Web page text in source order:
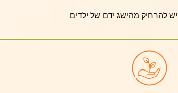
יש להרחיק מהישג ידם של ילדים